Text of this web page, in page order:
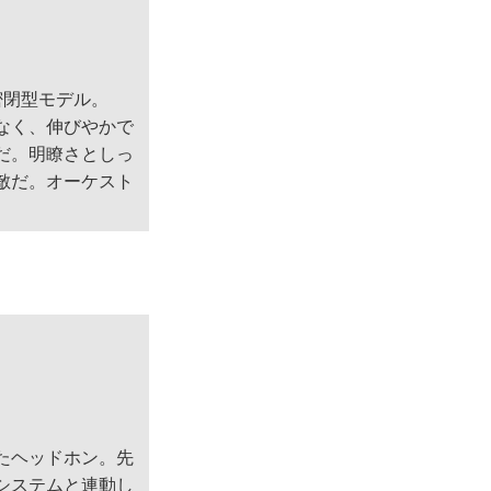
型モデル。
く、伸びやかで
。明瞭さとしっ
だ。オーケスト
ヘッドホン。先
ステムと連動し